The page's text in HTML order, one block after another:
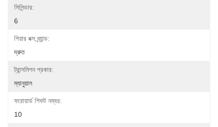
সিলিন্ডার:
6
গিয়ার বক্স ব্র্যান্ড:
দ্রুত
ট্রান্সমিশন প্রকার:
ম্যানুয়াল
ফরোয়ার্ড শিফট নম্বর:
10